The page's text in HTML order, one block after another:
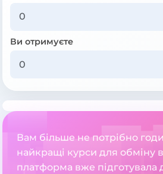
Ви отримуєте
Вам більше не потрібно
найкращі курси для обміну
платформа вже підготувала